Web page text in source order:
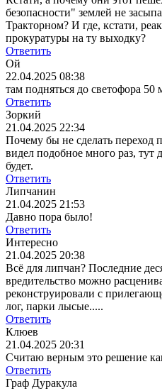
безопасности" землей не
Тракторном? И где, кстати,
прокуратуры на ту выходку?
Ответить
Ой
22.04.2025 08:38
там подняться до светофора
Ответить
Зоркий
21.04.2025 22:34
Почему бы не сделать
видел подобное много раз, тут
будет.
Ответить
Липчанин
21.04.2025 21:53
Давно пора было!
Ответить
Интересно
21.04.2025 20:38
Всё для липчан? Последние
вредительство можно
реконструировали с
лог, парки лысые.....
Ответить
Клюев
21.04.2025 20:31
Считаю верным это решение
Ответить
Граф Дуракула